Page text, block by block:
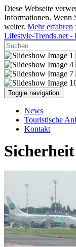
Diese Webseite
Informationen. Wenn
weiter. Mehr erfahren
Lifestyle-Trends.net -
Toggle navigation
News
Touristische
Kontakt
Sicherheit